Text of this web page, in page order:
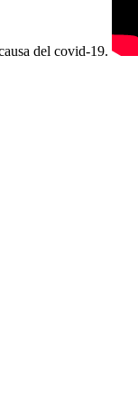
del covid-19.